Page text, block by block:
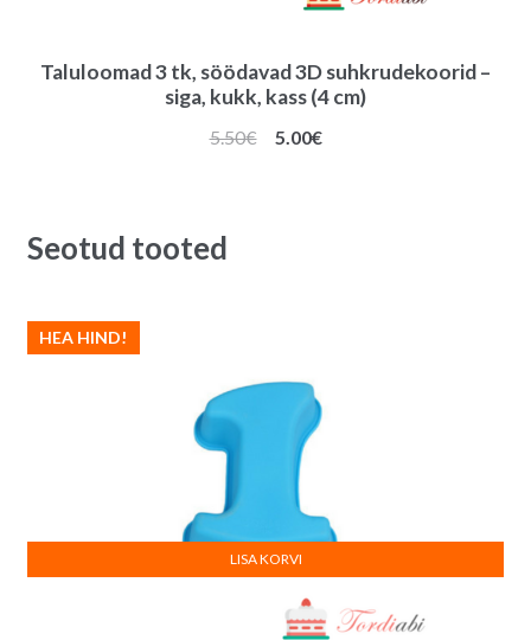
Taluloomad 3 tk, söödavad 3D suhkrudekoorid –
siga, kukk, kass (4 cm)
5.50€
Algne
5.00€Praegune
Seotud tooted
HEA HIND!
LISA KORVI